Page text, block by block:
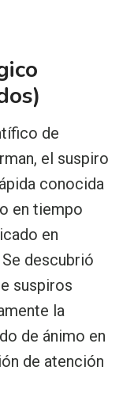
de
el suspiro
conocida
en tiempo
en
descubrió
suspiros
la
de ánimo en
de atención